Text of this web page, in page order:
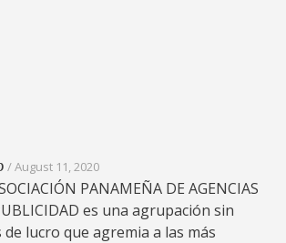
August 11, 2020
PANAMEÑA DE AGENCIAS
es una agrupación sin
de lucro que agremia a las más